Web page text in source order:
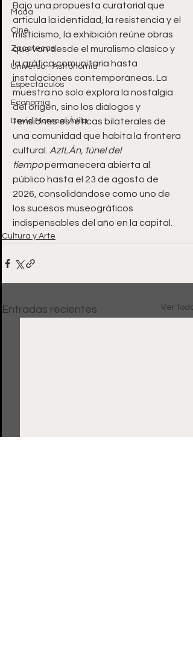
Moda
Cine
Zacatecas
Universo - Astronomía
Espectáculos
Economía
David Monreal Ávila
Bajo una propuesta curatorial que
articula la identidad, la resistencia y el
misticismo, la exhibición reúne obras
que van desde el muralismo clásico y
la gráfica comunitaria hasta
instalaciones contemporáneas. La
muestra no solo explora la nostalgia
del origen, sino los diálogos y
tensiones estéticas bilaterales de
una comunidad que habita la frontera
cultural. AztLÁn, túnel del
tiempo permanecerá abierta al
público hasta el 23 de agosto de
2026, consolidándose como uno de
los sucesos museográficos
indispensables del año en la capital.
Cultura y Arte
Entradas recientes Ver todo